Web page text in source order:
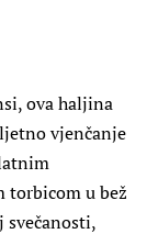
ova haljina
vjenčanje
torbicom u bež